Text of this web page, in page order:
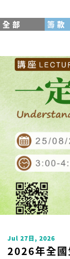
全部 籌款
Jul 27日, 2026
2026年全國